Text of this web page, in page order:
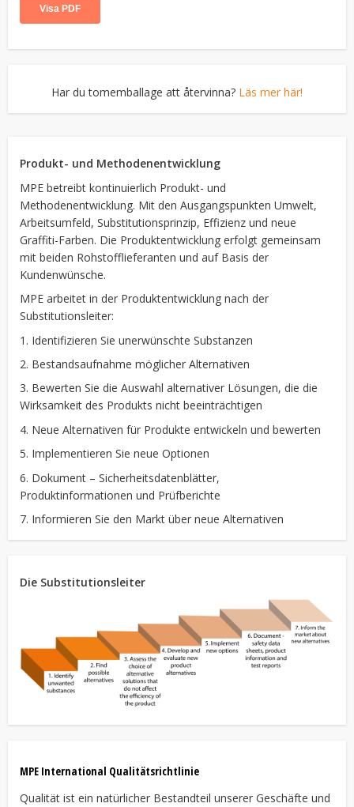
Har du tomemballage att återvinna? Läs mer här!
Produkt- und Methodenentwicklung
MPE betreibt kontinuierlich Produkt- und
Methodenentwicklung. Mit den Ausgangspunkten Umwelt,
Arbeitsumfeld, Substitutionsprinzip, Effizienz und neue
Graffiti-Farben. Die Produktentwicklung erfolgt gemeinsam
mit beiden Rohstofflieferanten und auf Basis der
Kundenwünsche.
MPE arbeitet in der Produktentwicklung nach der
Substitutionsleiter:
1. Identifizieren Sie unerwünschte Substanzen
2. Bestandsaufnahme möglicher Alternativen
3. Bewerten Sie die Auswahl alternativer Lösungen, die die
Wirksamkeit des Produkts nicht beeinträchtigen
4. Neue Alternativen für Produkte entwickeln und bewerten
5. Implementieren Sie neue Optionen
6. Dokument – Sicherheitsdatenblätter,
Produktinformationen und Prüfberichte
7. Informieren Sie den Markt über neue Alternativen
Die Substitutionsleiter
MPE International Qualitätsrichtlinie
Qualität ist ein natürlicher Bestandteil unserer Geschäfte und